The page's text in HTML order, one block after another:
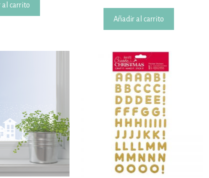
al carrito
Añadir al carrito